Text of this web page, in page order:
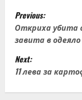
P
o
s
t
n
Previous:
Откриха убита
завита в одеяло
Next:
11 лева за